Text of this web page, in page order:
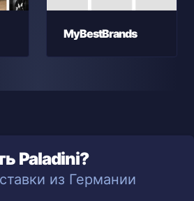
MyBestBrands
Paladini?
из Германии